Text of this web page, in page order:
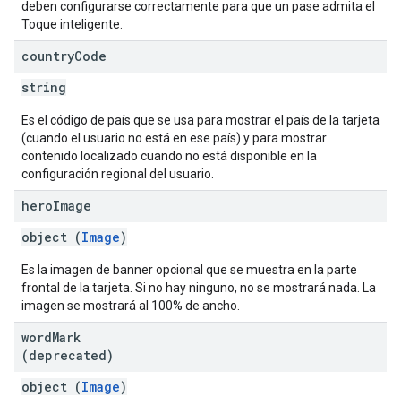
deben configurarse correctamente para que un pase admita el
Toque inteligente.
countryCode
string
Es el código de país que se usa para mostrar el país de la tarjeta
(cuando el usuario no está en ese país) y para mostrar
contenido localizado cuando no está disponible en la
configuración regional del usuario.
heroImage
object (Image)
Es la imagen de banner opcional que se muestra en la parte
frontal de la tarjeta. Si no hay ninguno, no se mostrará nada. La
imagen se mostrará al 100% de ancho.
wordMark
(deprecated)
object (Image)